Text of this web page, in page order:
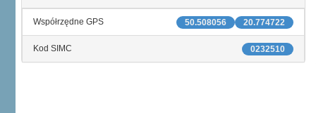
20.774722
50.508056
Współrzędne GPS
0232510
Kod SIMC